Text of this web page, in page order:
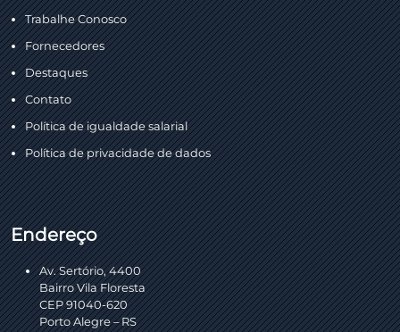
Trabalhe Conosco
Fornecedores
Destaques
Contato
Política de igualdade salarial
Política de privacidade de dados
Endereço
Av. Sertório, 4400
Bairro Vila Floresta
CEP 91040-620
Porto Alegre – RS